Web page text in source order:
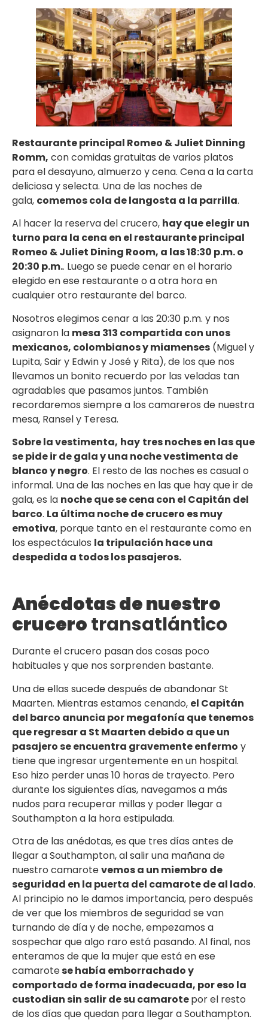
Restaurante principal Romeo & Juliet Dinning
Romm, con comidas gratuitas de varios platos
para el desayuno, almuerzo y cena. Cena a la carta
deliciosa y selecta. Una de las noches de
gala, comemos cola de langosta a la parrilla.
Al hacer la reserva del crucero, hay que elegir un
turno para la cena en el restaurante principal
Romeo & Juliet Dining Room, a las 18:30 p.m. o
20:30 p.m.. Luego se puede cenar en el horario
elegido en ese restaurante o a otra hora en
cualquier otro restaurante del barco.
Nosotros elegimos cenar a las 20:30 p.m. y nos
asignaron la mesa 313 compartida con unos
mexicanos, colombianos y miamenses (Miguel y
Lupita, Sair y Edwin y José y Rita), de los que nos
llevamos un bonito recuerdo por las veladas tan
agradables que pasamos juntos. También
recordaremos siempre a los camareros de nuestra
mesa, Ransel y Teresa.
Sobre la vestimenta, hay tres noches en las que
se pide ir de gala y una noche vestimenta de
blanco y negro. El resto de las noches es casual o
informal. Una de las noches en las que hay que ir de
gala, es la noche que se cena con el Capitán del
barco. La última noche de crucero es muy
emotiva, porque tanto en el restaurante como en
los espectáculos la tripulación hace una
despedida a todos los pasajeros.
Anécdotas de nuestro
crucerotransatlántico
Durante el crucero pasan dos cosas poco
habituales y que nos sorprenden bastante.
Una de ellas sucede después de abandonar St
Maarten. Mientras estamos cenando, el Capitán
del barco anuncia por megafonía que tenemos
que regresar a St Maarten debido a que un
pasajero se encuentra gravemente enfermo y
tiene que ingresar urgentemente en un hospital.
Eso hizo perder unas 10 horas de trayecto. Pero
durante los siguientes días, navegamos a más
nudos para recuperar millas y poder llegar a
Southampton a la hora estipulada.
Otra de las anédotas, es que tres días antes de
llegar a Southampton, al salir una mañana de
nuestro camarotevemos a un miembro de
seguridad en la puerta del camarote de al lado.
Al principio no le damos importancia, pero después
de ver que los miembros de seguridad se van
turnando de día y de noche, empezamos a
sospechar que algo raro está pasando. Al final, nos
enteramos de que la mujer que está en ese
camarotese había emborrachado y
comportado de forma inadecuada, por eso la
custodian sin salir de su camarotepor el resto
de los días que quedan para llegar a Southampton.